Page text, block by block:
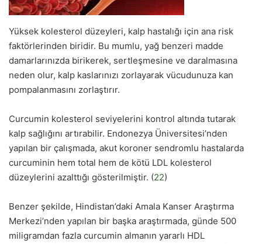
Yüksek kolesterol düzeyleri, kalp hastalığı için ana risk
faktörlerinden biridir. Bu mumlu, yağ benzeri madde
damarlarınızda birikerek, sertleşmesine ve daralmasına
neden olur, kalp kaslarınızı zorlayarak vücudunuza kan
pompalanmasını zorlaştırır.
Curcumin kolesterol seviyelerini kontrol altında tutarak
kalp sağlığını artırabilir. Endonezya Üniversitesi’nden
yapılan bir çalışmada, akut koroner sendromlu hastalarda
curcuminin hem total hem de kötü LDL kolesterol
düzeylerini azalttığı gösterilmiştir. (22)
Benzer şekilde, Hindistan’daki Amala Kanser Araştırma
Merkezi’nden yapılan bir başka araştırmada, günde 500
miligramdan fazla curcumin almanın yararlı HDL